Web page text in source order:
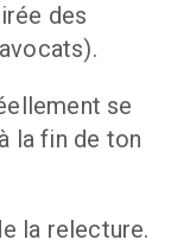
des
se
la fin de ton
la relecture.